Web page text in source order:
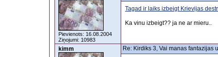
Pievienots: 16.08.2004
Ziņojumi: 10983
Tagad ir laiks izbeigt Krievijas
Ka vinu izbeigt?? ja ne ar mieru..
kimm
Re: Kirdiks 3, Vai manas fantazijas